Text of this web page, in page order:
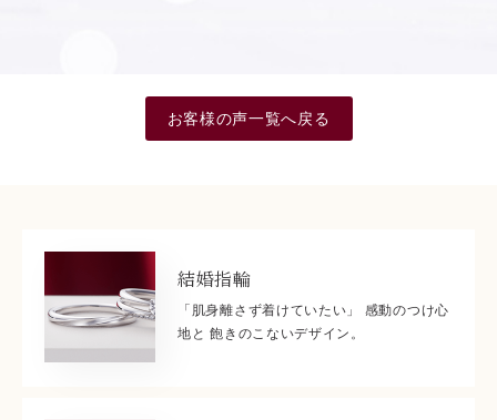
お客様の声一覧へ戻る
結婚指輪
「肌身離さず着けていたい」 感動のつけ心
地と 飽きのこないデザイン。